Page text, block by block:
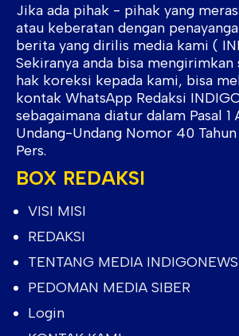
Jika ada pihak - pihak yang
atau keberatan dengan
berita yang dirilis media kami (
Sekiranya anda bisa mengirimkan
hak koreksi kepada kami, bisa
kontak WhatsApp Redaksi
sebagaimana diatur dalam Pasal 1
Undang-Undang Nomor 40 Tahun
Pers.
BOX REDAKSI
VISI MISI
REDAKSI
TENTANG MEDIA INDIGONEWS
PEDOMAN MEDIA SIBER
Login